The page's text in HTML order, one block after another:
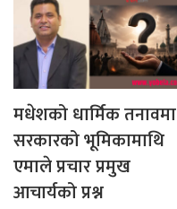
मधेशको धार्मिक तनावमा
सरकारको भूमिकामाथि
एमाले प्रचार प्रमुख
आचार्यको प्रश्न